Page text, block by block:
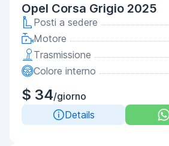
Opel Corsa Grigio 2025
Posti a sedere
Motore
Trasmissione
Colore interno
$ 34/giorno
Details